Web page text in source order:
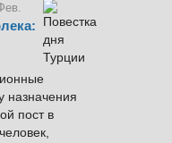
назначения
пост в